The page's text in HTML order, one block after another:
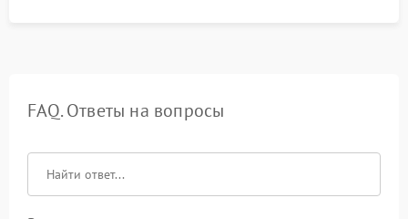
FAQ. Ответы на вопросы